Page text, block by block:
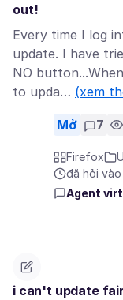
out!
Every time I log
update. I have
NO
to upda… (xem
Mở 7
Firefox
đã hỏi
Agent
i can't update